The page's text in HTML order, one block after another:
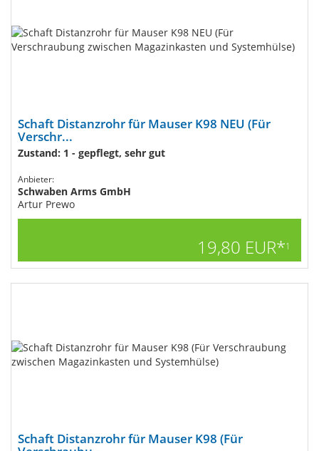
Schaft Distanzrohr für Mauser K98 NEU (Für
Verschr...
Zustand: 1 - gepflegt, sehr gut
Anbieter:
Schwaben Arms GmbH
Artur Prewo
19,80 EUR*1
Schaft Distanzrohr für Mauser K98 (Für